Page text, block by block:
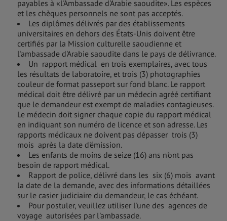
payables à «l'Ambassade d'Arabie saoudite». Les espèces
et les chèques personnels ne sont pas acceptés.
Les diplômes délivrés par des établissements
universitaires en dehors des États-Unis doivent être
certifiés par la Mission culturelle saoudienne et
l'ambassade d'Arabie saoudite dans le pays de délivrance.
Un rapport médical en trois exemplaires, avec tous
les résultats de laboratoire, et trois (3) photographies
couleur de format passeport sur fond blanc. Le rapport
médical doit être délivré par un médecin agréé certifiant
que le demandeur est exempt de maladies contagieuses.
Le médecin doit signer chaque copie du rapport médical
en indiquant son numéro de licence et son adresse. Les
rapports médicaux ne doivent pas dépasser trois (3)
mois après la date d'émission.
Les enfants de moins de seize (16) ans n'ont pas
besoin de rapport médical.
Rapport de police, délivré dans les six (6) mois avant
la date de la demande, avec des informations détaillées
sur le casier judiciaire du demandeur, le cas échéant.
Pour postuler, veuillez utiliser l'une des agences de
voyage autorisées par l'ambassade.